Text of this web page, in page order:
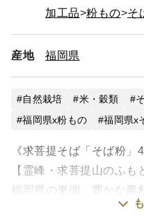
加工品
粉もの そ
産地 福岡県
自然栽培 米・穀類
福岡県x粉もの
福岡県x
《求菩提そば「そば粉」
【霊峰・求菩提山のふも
福岡県の東側、豊かな農
霊峰・求菩提山（くぼて